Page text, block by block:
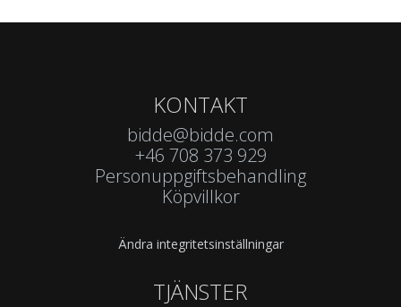
KONTAKT
bidde@bidde.com
+46 708 373 929
Personuppgiftsbehandling
Köpvillkor
Ändra integritetsinställningar
TJÄNSTER